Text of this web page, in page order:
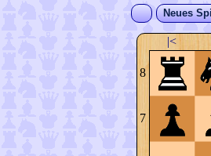
Neues
|<
8
7